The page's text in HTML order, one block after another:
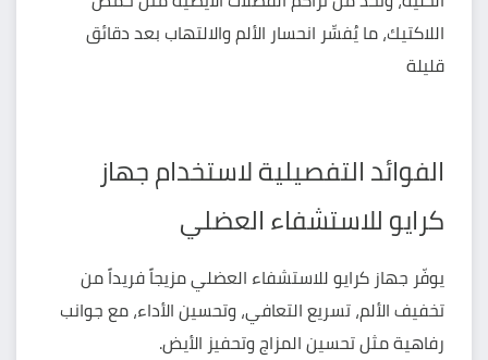
اللاكتيك، ما يُفسِّر انحسار الألم والالتهاب بعد دقائق
قليلة
الفوائد التفصيلية لاستخدام جهاز
كرايو للاستشفاء العضلي
يوفّر جهاز كرايو للاستشفاء العضلي مزيجاً فريداً من
تخفيف الألم، تسريع التعافي، وتحسين الأداء، مع جوانب
رفاهية مثل تحسين المزاج وتحفيز الأيض.